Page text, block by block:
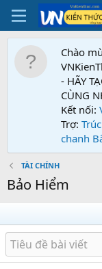
Chào
- HÃY
CÙNG
Kết nối:
Trợ:
chanh
TÀI CHÍNH
Bảo Hiểm